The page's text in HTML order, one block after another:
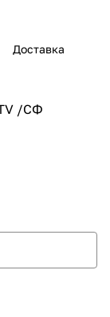
Доставка
/СФ